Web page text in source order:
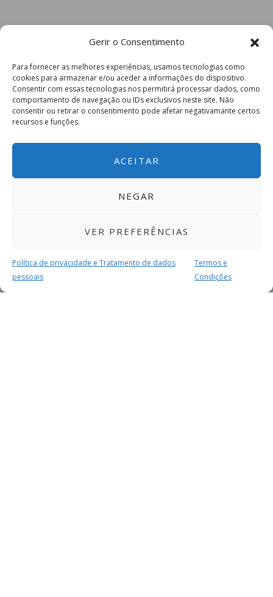
Gerir o Consentimento
Para fornecer as melhores experiências, usamos tecnologias como
cookies para armazenar e/ou aceder a informações do dispositivo.
Consentir com essas tecnologias nos permitirá processar dados, como
comportamento de navegação ou IDs exclusivos neste site. Não
consentir ou retirar o consentimento pode afetar negativamante certos
recursos e funções.
ACEITAR
NEGAR
VER PREFERÊNCIAS
Política de privacidade e Tratamento de dados
pessoais
Termos e
Condições